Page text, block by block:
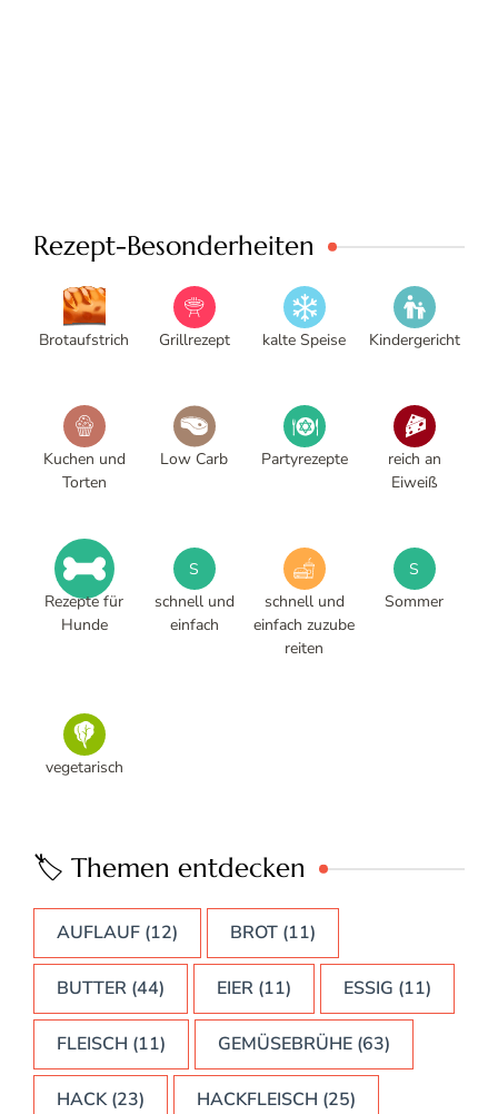
Rezept-Besonderheiten
Brotaufstrich Grillrezept kalte Speise Kindergericht
Kuchen und
Torten
Low Carb Partyrezepte
reich an
Eiweiß
Rezepte für
Hunde
S
schnell und
einfach
schnell und
einfach zuzube
reiten
S
Sommer
vegetarisch
🏷️ Themen entdecken
AUFLAUF (12) BROT (11)
BUTTER (44) EIER (11) ESSIG (11)
FLEISCH (11) GEMÜSEBRÜHE (63)
HACK(23) HACKFLEISCH (25)